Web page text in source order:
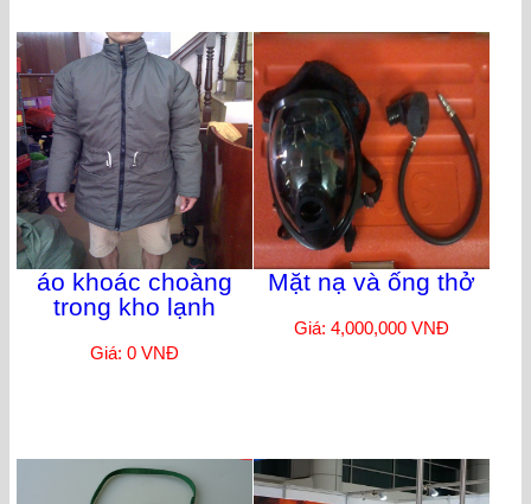
áo khoác choàng
trong kho lạnh
Giá: 0 VNĐ
Mặt nạ và ống thở
Giá: 4,000,000 VNĐ